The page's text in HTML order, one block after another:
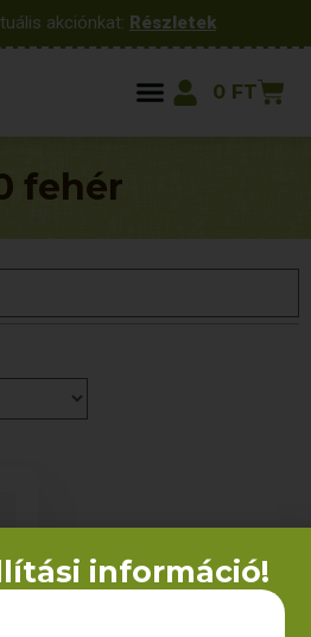
akciónkat: Részletek
0 FT
fehér
információ!